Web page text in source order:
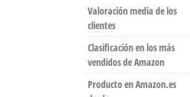
Valoración media de los
clientes
Clasificación en los más
vendidos de Amazon
Producto en Amazon.es